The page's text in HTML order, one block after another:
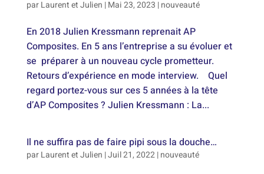
parLaurent et Julien |Mai 23, 2023 |nouveauté
En 2018 Julien Kressmann reprenait AP
Composites. En 5 ans l’entreprise a su évoluer et
se préparer à un nouveau cycle prometteur.
Retours d’expérience en mode interview. Quel
regard portez-vous sur ces 5 années à la tête
d’AP Composites ? Julien Kressmann : La...
Il ne suffira pas de faire pipi sous la douche…
parLaurent et Julien |Juil 21, 2022|nouveauté